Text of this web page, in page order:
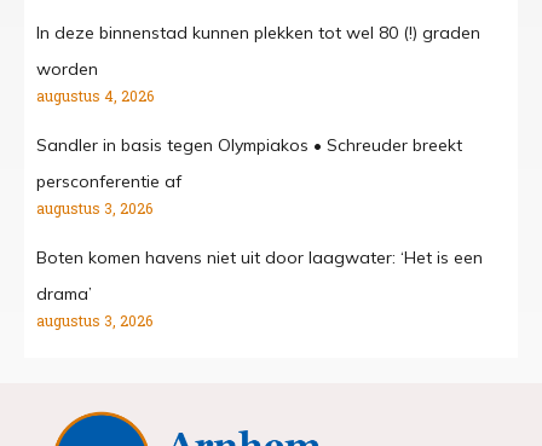
In deze binnenstad kunnen plekken tot wel 80 (!) graden
worden
augustus 4, 2026
Sandler in basis tegen Olympiakos • Schreuder breekt
persconferentie af
augustus 3, 2026
Boten komen havens niet uit door laagwater: ‘Het is een
drama’
augustus 3, 2026